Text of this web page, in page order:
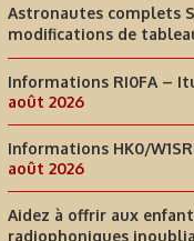
Astronautes complets
modifications de
Informations RI0FA –
août 2026
Informations HK0/
août 2026
Aidez à offrir aux
radiophoniques